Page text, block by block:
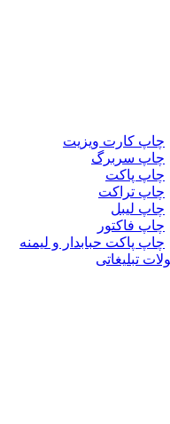
چاپ کارت ویزیت
چاپ سربرگ
چاپ پاکت
چاپ تراکت
چاپ لیبل
چاپ فاکتور
چاپ پاکت حبابدار و لیمنه
تبلیغاتی